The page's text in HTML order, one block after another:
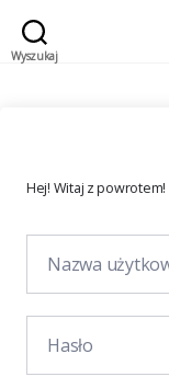
Wyszukaj
Hej! Witaj z powrotem!